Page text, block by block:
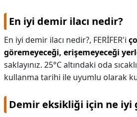
En iyi demir ilacı nedir?
En iyi demir ilacı nedir?, FERİFER'i
göremeyeceği, erişemeyeceği
saklayınız. 25°C altındaki oda
kullanma tarihi ile uyumlu olarak
Demir eksikliği için ne iyi